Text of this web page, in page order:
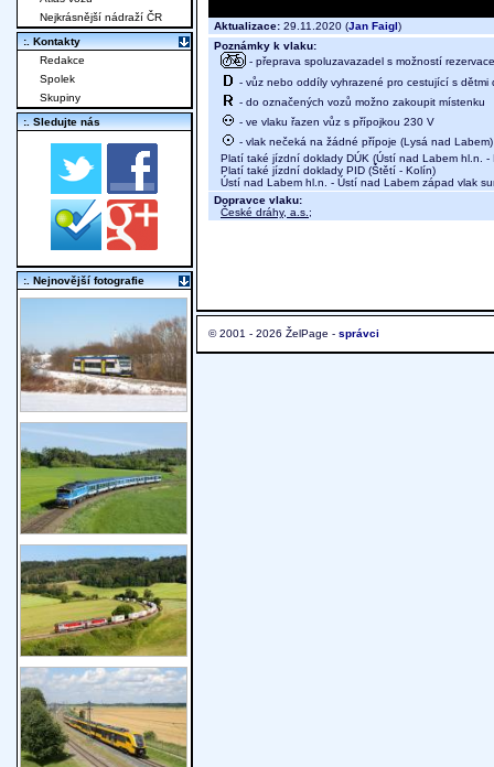
Aktualizace: 29.11.2020 (Jan Faigl)
Poznámky k vlaku:
- přeprava spoluzavazadel s možností
- vůz nebo oddíly vyhrazené pro cestující s dětmi
- do označených vozů možno zakoupit místenku
- ve vlaku řazen vůz s přípojkou 230 V
- vlak nečeká na žádné přípoje (Lysá nad Labem)
Platí také jízdní doklady DÚK (Ústí nad Labem hl.n. -
Platí také jízdní doklady PID (Štětí - Kolín)
Ústí nad Labem hl.n. - Ústí nad Labem západ vlak
Dopravce vlaku:
České dráhy, a.s. ;
© 2001 - 2026 ŽelPage - správci
Nejkrásnější nádraží ČR
:. Kontakty
Redakce
Spolek
Skupiny
:. Sledujte nás
:. Nejnovější fotografie